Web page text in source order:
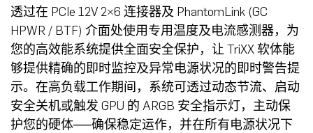
透过在 PCIe 12V 2×6 连接器及 PhantomLink (GC
HPWR / BTF) 介面处使用专用温度及电流感测器，为
您的高效能系统提供全面安全保护，让 TriXX 软体能
够提供精确的即时监控及异常电源状况的即时警告提
示。在高负载工作期间，系统可透过动态节流、启动
安全关机或触发 GPU 的 ARGB 安全指示灯，主动保
护您的硬体──确保稳定运作，并在所有电源状况下